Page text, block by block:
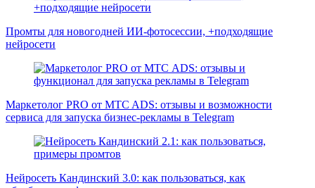
Промты для новогодней ИИ-фотосессии, +подходящие
нейросети
Маркетолог PRO от MTC ADS: отзывы и возможности
сервиса для запуска бизнес-рекламы в Telegram
Нейросеть Кандинский 3.0: как пользоваться, как